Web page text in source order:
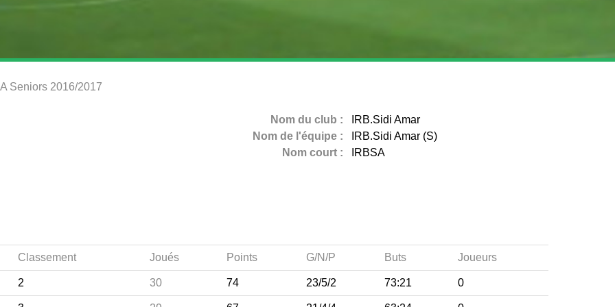
Seniors 2016/2017
Nom du club :
IRB.Sidi Amar
Nom de l'équipe :
IRB.Sidi Amar (S)
Nom court :
IRBSA
Classement Joués Points G/N/P Buts Joueurs
2 30 74 23/5/2 73:21 0